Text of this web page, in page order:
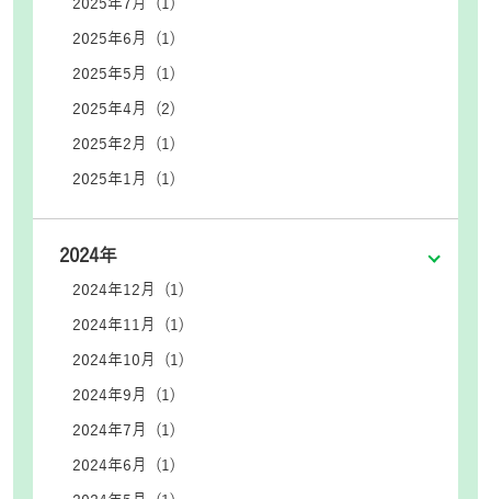
2025年7月 (1)
2025年6月 (1)
2025年5月 (1)
2025年4月 (2)
2025年2月 (1)
2025年1月 (1)
2024年
2024年12月 (1)
2024年11月 (1)
2024年10月 (1)
2024年9月 (1)
2024年7月 (1)
2024年6月 (1)